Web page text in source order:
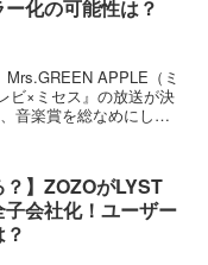
化の可能性は？
Mrs.GREEN APPLE（ミ
ビ×ミセス』の放送が決
音楽賞を総なめにして
？】ZOZOがLYST
会社化！ユーザー